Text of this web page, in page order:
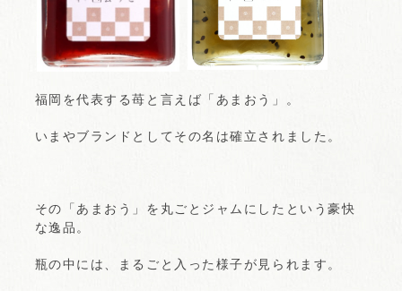
福岡を代表する苺と言えば「あまおう」。
いまやブランドとしてその名は確立されました。
その「あまおう」を丸ごとジャムにしたという豪快
な逸品。
瓶の中には、まるごと入った様子が見られます。